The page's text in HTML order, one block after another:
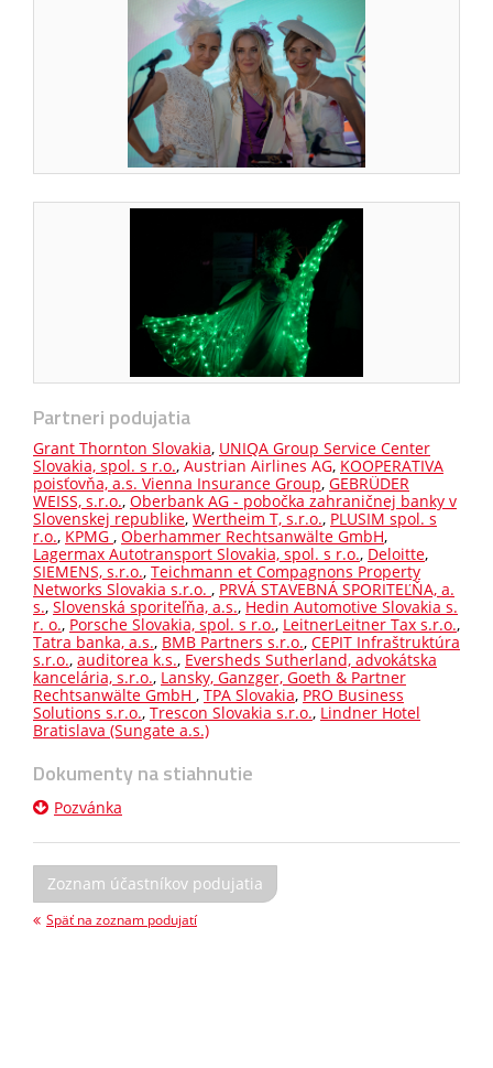
Partneri podujatia
Grant Thornton Slovakia, UNIQA Group Service Center
Slovakia, spol. s r.o., Austrian Airlines AG, KOOPERATIVA
poisťovňa, a.s. Vienna Insurance Group, GEBRÜDER
WEISS, s.r.o., Oberbank AG - pobočka zahraničnej banky v
Slovenskej republike, Wertheim T, s.r.o., PLUSIM spol. s
r.o., KPMG , Oberhammer Rechtsanwälte GmbH,
Lagermax Autotransport Slovakia, spol. s r.o., Deloitte,
SIEMENS, s.r.o., Teichmann et Compagnons Property
Networks Slovakia s.r.o. , PRVÁ STAVEBNÁ SPORITEĽŇA, a.
s., Slovenská sporiteľňa, a.s., Hedin Automotive Slovakia s.
r. o., Porsche Slovakia, spol. s r.o., LeitnerLeitner Tax s.r.o.,
Tatra banka, a.s., BMB Partners s.r.o., CEPIT Infraštruktúra
s.r.o., auditorea k.s., Eversheds Sutherland, advokátska
kancelária, s.r.o., Lansky, Ganzger, Goeth & Partner
Rechtsanwälte GmbH , TPA Slovakia, PRO Business
Solutions s.r.o., Trescon Slovakia s.r.o., Lindner Hotel
Bratislava (Sungate a.s.)
Dokumenty na stiahnutie
Pozvánka
Zoznam účastníkov podujatia
Späť na zoznam podujatí